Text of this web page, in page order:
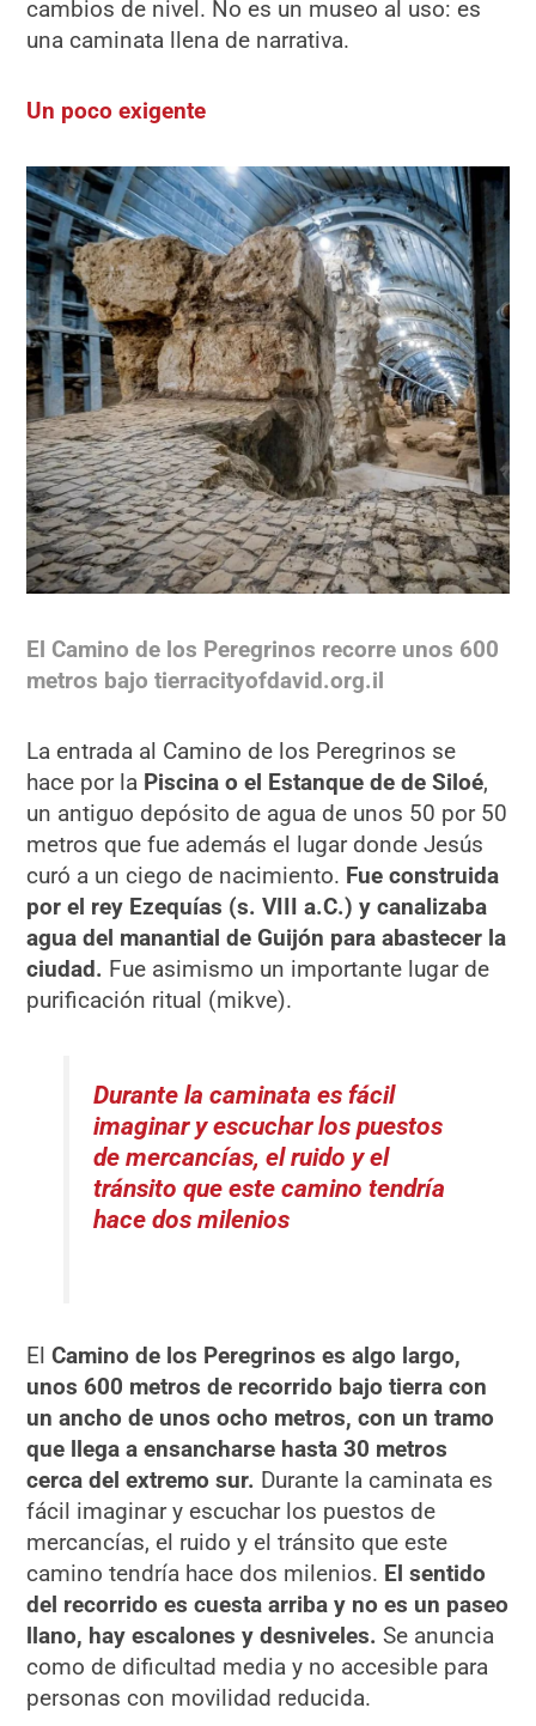
cambios de nivel. No es un museo al uso: es
una caminata llena de narrativa.
Un poco exigente
El Camino de los Peregrinos recorre unos 600
metros bajo tierracityofdavid.org.il
La entrada al Camino de los Peregrinos se
hace por la Piscina o el Estanque de de Siloé,
un antiguo depósito de agua de unos 50 por 50
metros que fue además el lugar donde Jesús
curó a un ciego de nacimiento. Fue construida
por el rey Ezequías (s. VIII a.C.) y canalizaba
agua del manantial de Guijón para abastecer la
ciudad. Fue asimismo un importante lugar de
purificación ritual (mikve).
Durante la caminata es fácil
imaginar y escuchar los puestos
de mercancías, el ruido y el
tránsito que este camino tendría
hace dos milenios
ElCamino de los Peregrinos es algo largo,
unos 600 metros de recorrido bajo tierra con
un ancho de unos ocho metros, con un tramo
que llega a ensancharse hasta 30 metros
cerca del extremo sur. Durante la caminata es
fácil imaginar y escuchar los puestos de
mercancías, el ruido y el tránsito que este
camino tendría hace dos milenios. El sentido
del recorrido es cuesta arriba y no es un paseo
llano, hay escalones y desniveles. Se anuncia
como de dificultad media y no accesible para
personas con movilidad reducida.